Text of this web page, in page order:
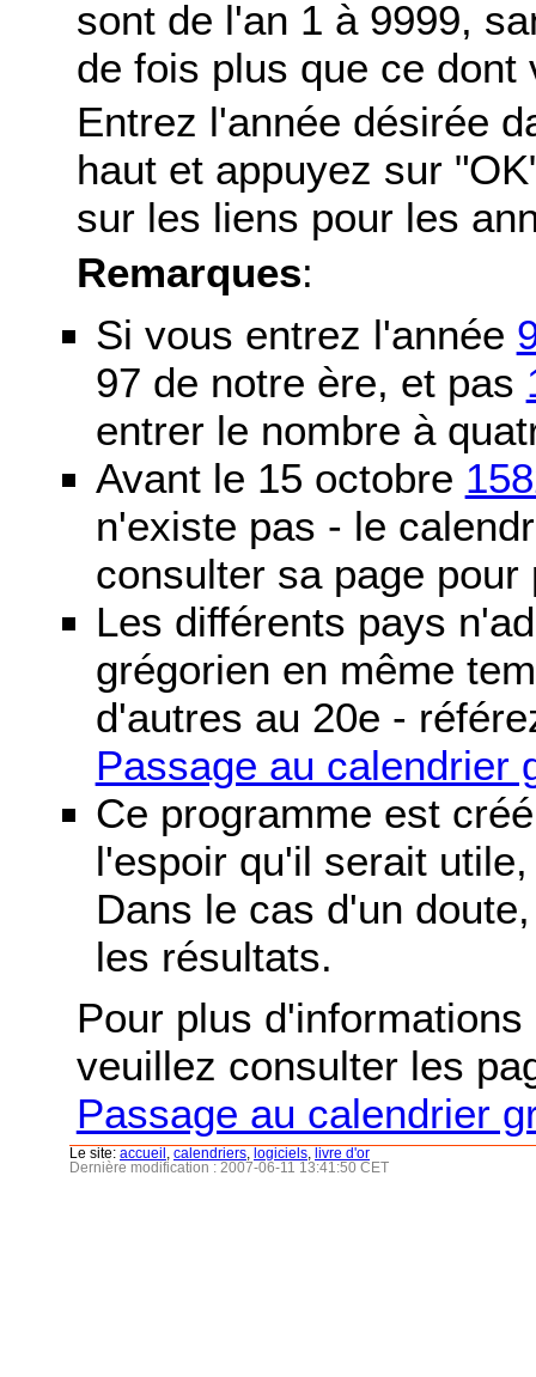
sont de l'an 1 à 9999,
de fois plus que ce dont
Entrez l'année désirée
haut et appuyez sur
sur les liens pour les
Remarques:
Si vous entrez l'année
97 de notre ère, et pas
entrer le nombre à
Avant le 15 octobre
n'existe pas - le
consulter sa page pour
Les différents pays
grégorien en même
d'autres au 20e -
Passage au calendrier
Ce programme est
l'espoir qu'il serait
Dans le cas d'un
les résultats.
Pour plus
veuillez consulter les
Passage au calendrier
Le site: accueil calendriers logiciels
livre d'or
Dernière modification : 2007-06-11 13:41:50 CET